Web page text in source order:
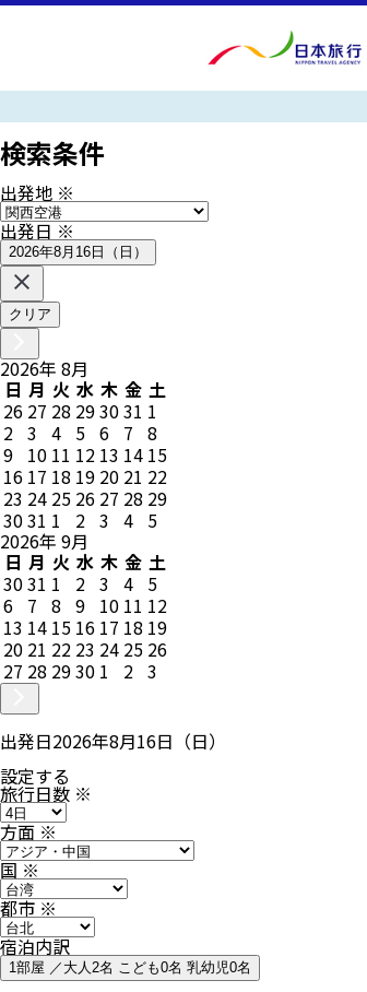
検索条件
出発地 ※
出発日※
2026年8月16日（日）
クリア
2026年 8月
日 月 火 水 木 金 土
26 27 28 293031 1
2 3 4 5 6 7 8
9 10 11 12 13 14 15
16 17 18 19 20 21 22
23 24 25 26 27 28 29
3031 1 2 3 4 5
2026年 9月
日 月 火 水 木 金 土
3031 1 2 3 4 5
6 7 8 9 10 11 12
13 14 15 16 17 18 19
20 21 22 23 24 25 26
27 28 2930 1 2 3
出発日2026年8月16日（日）
設定する
旅行日数 ※
方面※
国※
都市※
宿泊内訳
1部屋 ／大人2名 こども0名 乳幼児0名